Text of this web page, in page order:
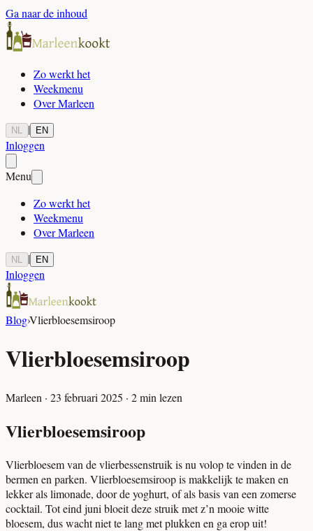
Ga naar de inhoud
Zo werkt het
Weekmenu
Over Marleen
NL | EN
Inloggen
Menu
Zo werkt het
Weekmenu
Over Marleen
NL | EN
Inloggen
Blog›Vlierbloesemsiroop
Vlierbloesemsiroop
Marleen · 23 februari 2025 · 2min lezen
Vlierbloesemsiroop
Vlierbloesem van de vlierbessenstruik is nu volop te vinden in de
bermen en parken. Vlierbloesemsiroop is makkelijk te maken en
lekker als limonade, door de yoghurt, of als basis van een zomerse
cocktail. Tot eind juni bloeit deze struik met z’n mooie witte
bloesem, dus wacht niet te lang met plukken en ga erop uit!